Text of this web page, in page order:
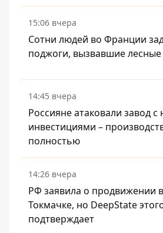
15:06 вчера
Сотни людей во Франции
поджоги, вызвавшие
14:45 вчера
Россияне атаковали завод
инвестициями –
полностью
14:26 вчера
РФ заявила о продвижении
Токмачке, но DeepState
подтверждает